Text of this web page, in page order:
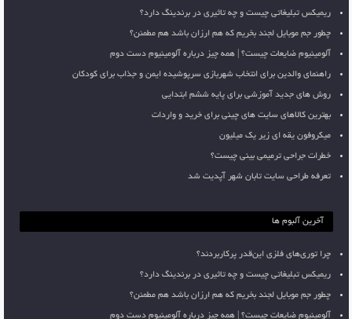
ریمیکس تبلیغاتی چیست و چه تاثیری در برندینگ دارد؟
چطور جم موبایل لجند بخریم که هم ارزان باشد هم مطمئن؟
آلومینیوم ضایعات چیست؟ | همه چیز درباره آلومینیوم دست دوم
راهنمای والدین برای انتخاب شهربازی سرپوشیده ایمن و جذاب برای کودکان
روش های جدید آموزشی برای پایه ششم ابتدایی
بهترین کالاهای سایت های چینی برای خرید و واردات
میکروفون یقه ای زیر یک میلیون
خطرات جراحی ترمیمی بینی چیست؟
تعرفه طراحی سایت تابان شهر آپدیت شد
آخرین آلبوم ها
چرا توری‌های فلزی این‌قدر پرکاربردند؟
ریمیکس تبلیغاتی چیست و چه تاثیری در برندینگ دارد؟
چطور جم موبایل لجند بخریم که هم ارزان باشد هم مطمئن؟
آلومینیوم ضایعات چیست؟ | همه چیز درباره آلومینیوم دست دوم